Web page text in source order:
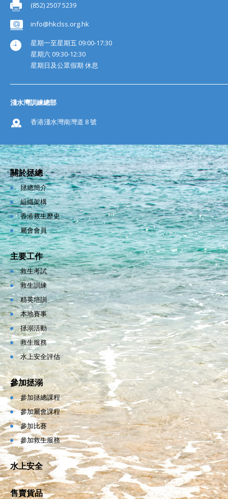
(852) 2507 5239
info@hkclss.org.hk
星期一至星期五 09:00-17:30
星期六 09:30-12:30
星期日及公眾假期 休息
淺水灣訓練總部
香港淺水灣南灣道 8 號
關於拯總
拯總簡介
組織架構
香港救生歷史
屬會會員
主要工作
救生考試
救生訓練
精英培訓
本地賽事
拯溺活動
救生服務
水上安全評估
參加拯溺
參加拯總課程
參加屬會課程
參加比賽
參加救生服務
水上安全
售賣貨品